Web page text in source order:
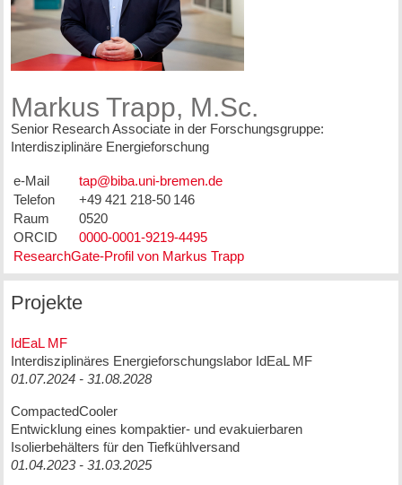
Markus Trapp, M.Sc.
Senior Research Associate in der Forschungsgruppe:
Interdisziplinäre Energieforschung
e-Mail
Telefon
+49 421 218-50 146
Raum
0520
ORCID
0000-0001-9219-4495
ResearchGate-Profil von Markus Trapp
Projekte
IdEaL MF
Interdisziplinäres Energieforschungslabor IdEaL MF
01.07.2024 - 31.08.2028
CompactedCooler
Entwicklung eines kompaktier- und evakuierbaren
Isolierbehälters für den Tiefkühlversand
01.04.2023 - 31.03.2025